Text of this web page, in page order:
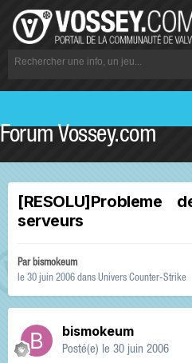
Forum Vossey.com
[RESOLU]Probleme
serveurs
Parbismokeum
le 30 juin 2006 dans Univers Counter-Strike
bismokeum
Posté(e) le 30 juin 2006